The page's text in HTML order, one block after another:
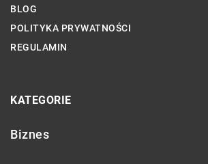
BLOG
POLITYKA PRYWATNOŚCI
REGULAMIN
KATEGORIE
Biznes